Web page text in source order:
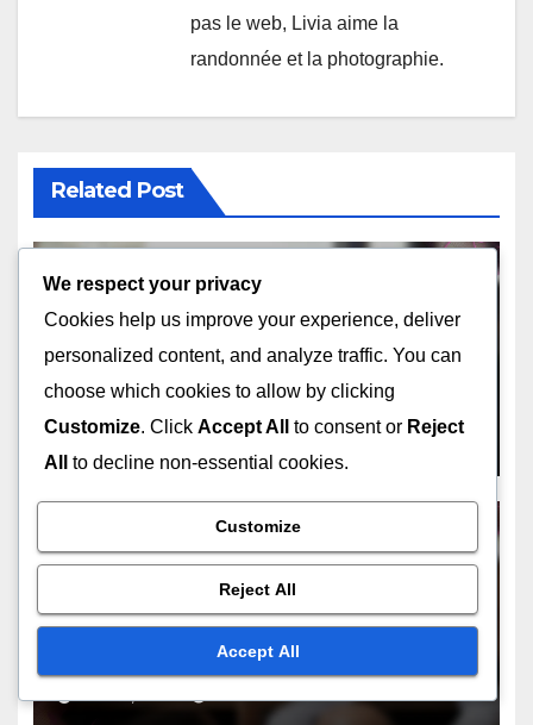
pas le web, Livia aime la
randonnée et la photographie.
Related Post
NOMS DE DOMAINE EXPIRÉS EN UKRAINE
Répertoires de noms de
domaine expirés sur le
marché ukrainien
NOV 14, 2025 LIVIA HARTWELL
NOMS DE DOMAINE EXPIRÉS EN UKRAINE
Liste de contrôle pour l’achat
de noms de domaine expirés
en Ukraine
NOV 14, 2025 LIVIA HARTWELL
We respect your privacy
Cookies help us improve your experience, deliver
personalized content, and analyze traffic. You can
choose which cookies to allow by clicking
Customize. Click Accept All to consent or Reject
All
to decline non-essential cookies.
Customize
Reject All
Accept All